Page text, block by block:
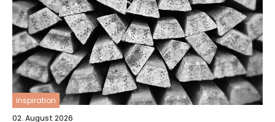
inspiration
02. August 2026